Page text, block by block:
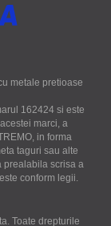
metale pretioase
162424 si este
marci, a
in forma
taguri sau alte
prealabila scrisa a
conform legii.
Toate drepturile